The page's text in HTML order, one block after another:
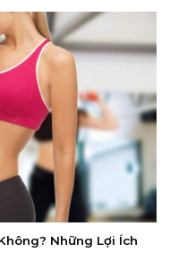
Những Lợi Ích